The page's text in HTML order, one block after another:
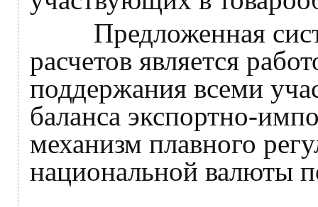
Предложенная
расчетов является
поддержания всеми
баланса экспортно-
механизм плавного
национальной валюты